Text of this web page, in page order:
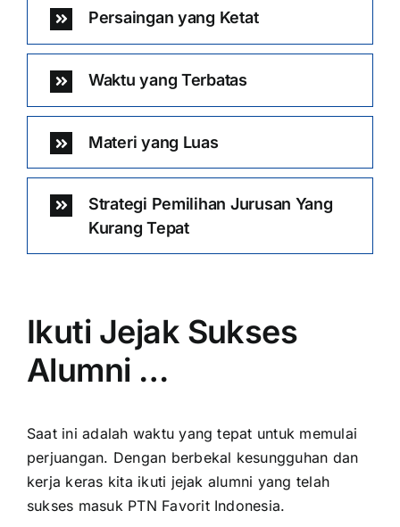
Persaingan yang Ketat
Waktu yang Terbatas
Materi yang Luas
Strategi Pemilihan Jurusan Yang
Kurang Tepat
Ikuti Jejak Sukses
Alumni …
Saat ini adalah waktu yang tepat untuk memulai
perjuangan. Dengan berbekal kesungguhan dan
kerja keras kita ikuti jejak alumni yang telah
sukses masuk PTN Favorit Indonesia.